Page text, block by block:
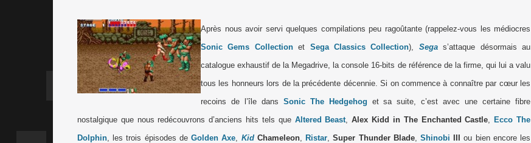
Après nous avoir servi quelques compilations peu ragoûtante (rappelez-vous les médiocres
Sonic Gems Collectionet Sega Classics Collection), Segas’attaque désormais au
catalogue exhaustif de la Megadrive, la console 16-bits de référence de la firme, qui lui a valu
tous les honneurs lors de la précédente décennie. Si on commence à connaître par cœur les
recoins de l’île dans Sonic The Hedgehog et sa suite, c’est avec une certaine fibre
nostalgique que nous redécouvrons d’anciens hits tels que Altered Beast,Alex Kidd in The Enchanted Castle, Ecco The
Dolphin, les trois épisodes deGolden Axe, KidChameleon, Ristar,Super Thunder Blade, Shinobi
ou bien encore les